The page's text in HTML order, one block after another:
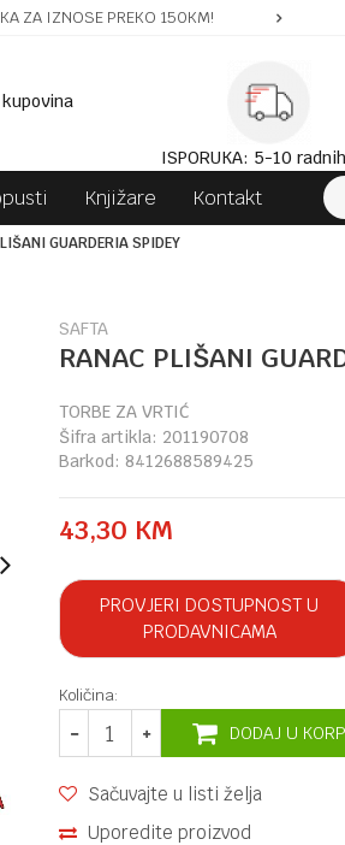
ZA IZNOSE PREKO 150KM!
ISPORUKA: 5-10
Knjižare Kontakt
GUARDERIA SPIDEY
SAFTA
RANAC PLIŠANI
TORBE ZA VRTIĆ
Šifra artikla: 201190708
Barkod: 8412688589425
43,30 KM
PROVJERI DOSTUPNOST U
PRODAVNICAMA
Količina:
DODAJ U
Sačuvajte u listi želja
Uporedite proizvod